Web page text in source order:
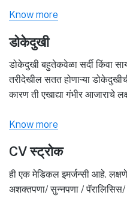
Know more
डोकेदुखी
डोकेदुखी बहुतेकवेळा सर्दी किंवा
तरीदेखील सतत होणाऱ्या
कारण ती एखाद्या गंभीर आजाराचे
Know more
CV स्ट्रोक
ही एक मेडिकल इमर्जन्सी आहे.
अशक्तपणा/ सुन्नपणा / पॅरालिसिस/